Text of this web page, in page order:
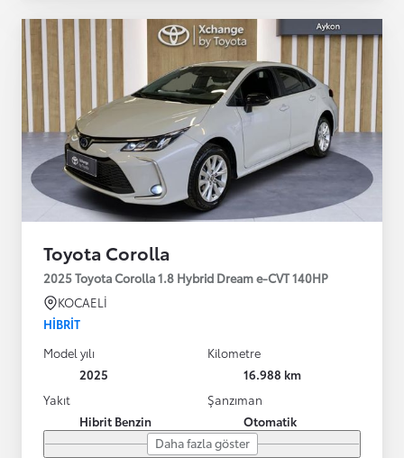
Toyota Corolla
2025 Toyota Corolla 1.8 Hybrid Dream e-CVT 140HP
KOCAELİ
HIBRIT
Model yılı
2025
Kilometre
16.988 km
Yakıt
Hibrit Benzin
Şanzıman
Otomatik
Daha fazla göster